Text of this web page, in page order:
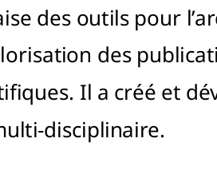
des outils pour
des
Il a créé et
disciplinaire.